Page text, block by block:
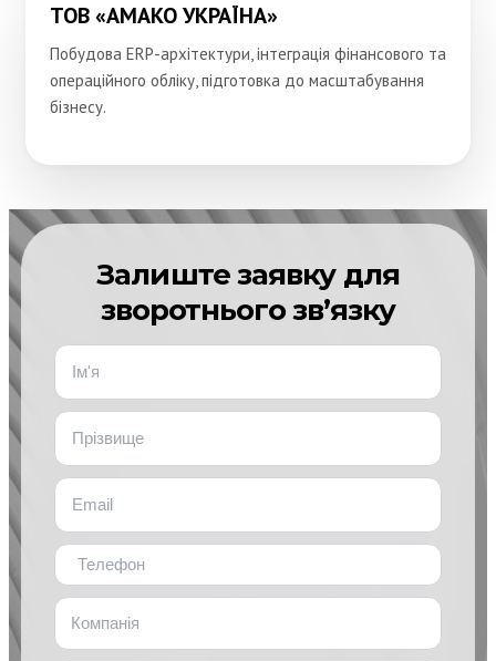
ТОВ «АМАКО УКРАЇНА»
Побудова ERP-архітектури, інтеграція фінансового та
операційного обліку, підготовка до масштабування
бізнесу.
Залиште заявку для
зворотнього зв’язку